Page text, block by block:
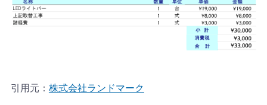
引用元： 株式会社ランドマーク